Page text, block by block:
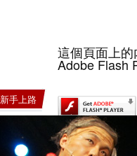
這個頁面上
Adobe Flash
新手上路